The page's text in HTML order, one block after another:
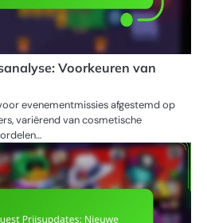
Voorkeuren van
evenementmissies afgestemd op
variërend van cosmetische